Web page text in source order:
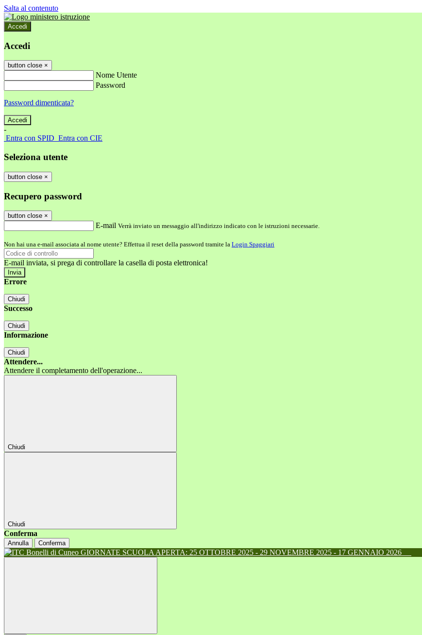
Salta al contenuto
Accedi
Accedi
button close ×
Nome Utente
Password
Password dimenticata?
-
Entra con SPID Entra con CIE
Seleziona utente
button close ×
Recupero password
button close ×
E-mail Verrà inviato un messaggio all'indirizzo indicato con le istruzioni necessarie.
Non hai una e-mail associata al nome utente? Effettua il reset della password tramite la Login Spaggiari
E-mail inviata, si prega di controllare la casella di posta elettronica!
Errore
Chiudi
Successo
Chiudi
Informazione
Chiudi
Attendere...
Attendere il completamento dell'operazione...
Chiudi
Chiudi
Conferma
Annulla Conferma
GIORNATE SCUOLA APERTA: 25 OTTOBRE 2025 - 29 NOVEMBRE 2025 - 17 GENNAIO 2026